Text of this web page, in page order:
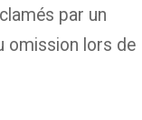
par un
omission lors de